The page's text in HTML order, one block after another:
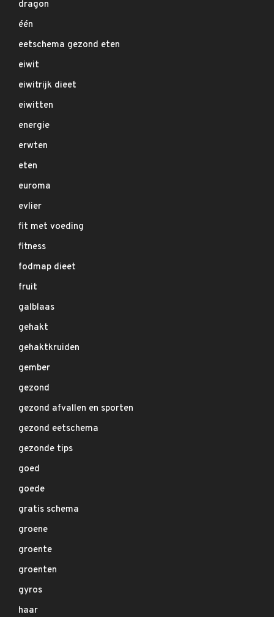
dragon
één
eetschema gezond eten
eiwit
eiwitrijk dieet
eiwitten
energie
erwten
eten
euroma
evlier
fit met voeding
fitness
fodmap dieet
fruit
galblaas
gehakt
gehaktkruiden
gember
gezond
gezond afvallen en sporten
gezond eetschema
gezonde tips
goed
goede
gratis schema
groene
groente
groenten
gyros
haar